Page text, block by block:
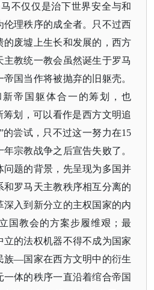
不仅仅是治下世界安全与和
伦理秩序的成全者。只不过西
的废墟上生长和发展的，西方
教统一教会虽然诞生于罗马
国当作将被抛弃的旧躯壳。
帝国躯体合一的筹划，也
筹划，可以看作是西方文明追
尝试，只不过这一努力在15
宗教战争之后宣告失败了。
问题的背景，先呈现为多国并
和罗马天主教秩序相互分离的
入到新分立的主权国家的内
国教会的方案步履维艰；最
的法权机器不得不成为国家
族—国家在西方文明中的衍生
体的秩序一直沿着绾合帝国